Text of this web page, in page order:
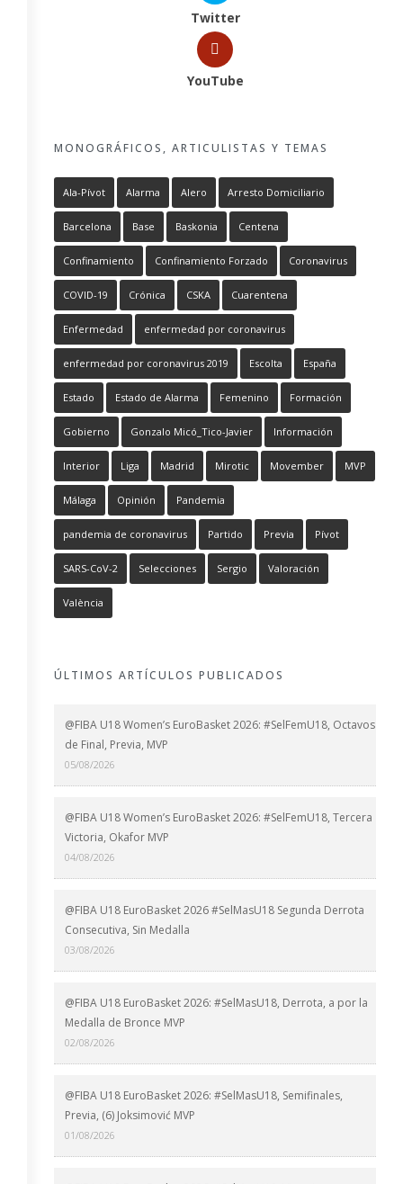
Twitter
YouTube
MONOGRÁFICOS, ARTICULISTAS Y TEMAS
Ala-Pívot Alarma Alero Arresto Domiciliario
Barcelona Base Baskonia Centena
Confinamiento Confinamiento Forzado Coronavirus
COVID-19 Crónica CSKA Cuarentena
Enfermedad enfermedad por coronavirus
enfermedad por coronavirus 2019 Escolta España
Estado Estado de Alarma Femenino Formación
Gobierno Gonzalo Micó_Tico-Javier Información
Interior Liga Madrid Mirotic Movember MVP
Málaga Opinión Pandemia
pandemia de coronavirus Partido Previa Pívot
SARS-CoV-2 Selecciones Sergio Valoración
València
ÚLTIMOS ARTÍCULOS PUBLICADOS
@FIBA U18 Women’s EuroBasket 2026: #SelFemU18, Octavos
de Final, Previa, MVP
05/08/2026
@FIBA U18 Women’s EuroBasket 2026: #SelFemU18, Tercera
Victoria, Okafor MVP
04/08/2026
@FIBA U18 EuroBasket 2026 #SelMasU18 Segunda Derrota
Consecutiva, Sin Medalla
03/08/2026
@FIBA U18 EuroBasket 2026: #SelMasU18, Derrota, a por la
Medalla de Bronce MVP
02/08/2026
@FIBA U18 EuroBasket 2026: #SelMasU18, Semifinales,
Previa, (6) Joksimović MVP
01/08/2026